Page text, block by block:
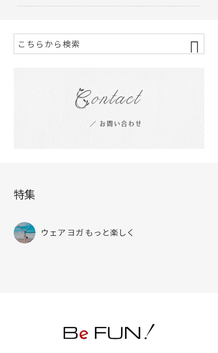
特集
ウェア ヨガ もっと楽しく